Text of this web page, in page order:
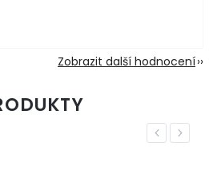
Zobrazit další hodnocení
Previous
Next